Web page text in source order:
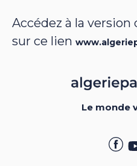
Accédez à la
sur ce lien
Le monde